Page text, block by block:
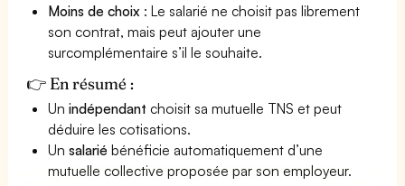
Moins de choix : Le salarié ne choisit pas librement
son contrat, mais peut ajouter une
surcomplémentaire s’il le souhaite.
👉 En résumé :
Unindépendant choisit sa mutuelle TNS et peut
déduire les cotisations.
Unsalarié bénéficie automatiquement d’une
mutuelle collective proposée par son employeur.